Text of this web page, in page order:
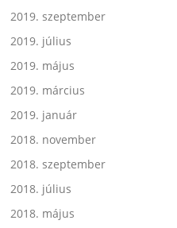
2019. szeptember
2019. július
2019. május
2019. március
2019. január
2018. november
2018. szeptember
2018. július
2018. május